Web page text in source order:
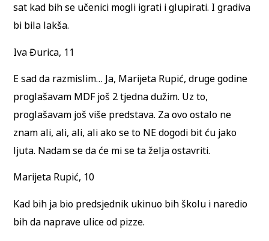
sat kad bih se učenici mogli igrati i glupirati. I gradiva
bi bila lakša.
Iva Đurica, 11
E sad da razmislim… Ja, Marijeta Rupić, druge godine
proglašavam MDF još 2 tjedna dužim. Uz to,
proglašavam još više predstava. Za ovo ostalo ne
znam ali, ali, ali, ali ako se to NE dogodi bit ću jako
ljuta. Nadam se da će mi se ta želja ostavriti.
Marijeta Rupić, 10
Kad bih ja bio predsjednik ukinuo bih školu i naredio
bih da naprave ulice od pizze.